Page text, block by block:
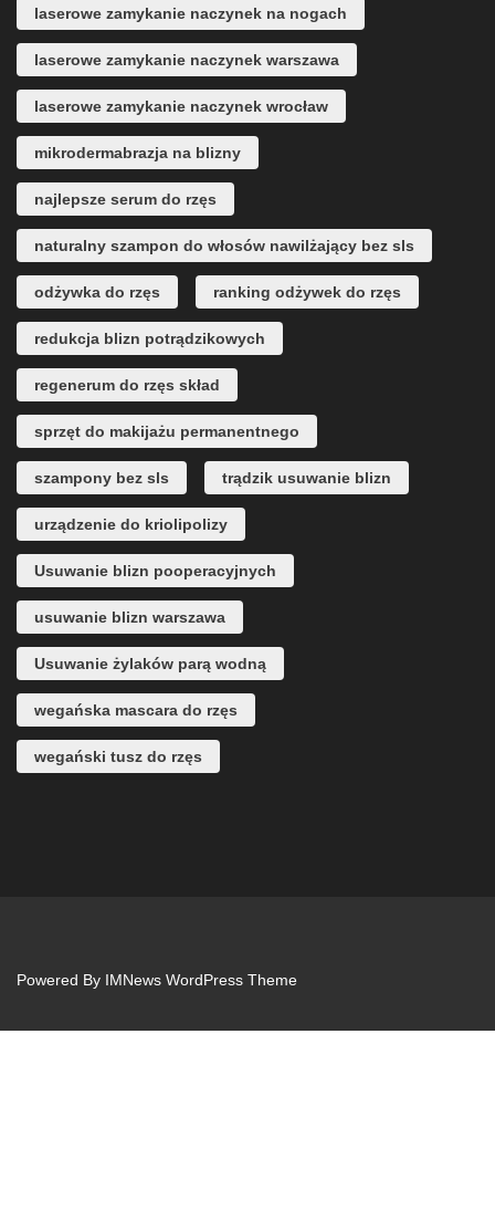
laserowe zamykanie naczynek na nogach
laserowe zamykanie naczynek warszawa
laserowe zamykanie naczynek wrocław
mikrodermabrazja na blizny
najlepsze serum do rzęs
naturalny szampon do włosów nawilżający bez sls
odżywka do rzęs ranking odżywek do rzęs
redukcja blizn potrądzikowych
regenerum do rzęs skład
sprzęt do makijażu permanentnego
szampony bez sls trądzik usuwanie blizn
urządzenie do kriolipolizy
Usuwanie blizn pooperacyjnych
usuwanie blizn warszawa
Usuwanie żylaków parą wodną
wegańska mascara do rzęs
wegański tusz do rzęs
Powered By IMNews WordPress Theme